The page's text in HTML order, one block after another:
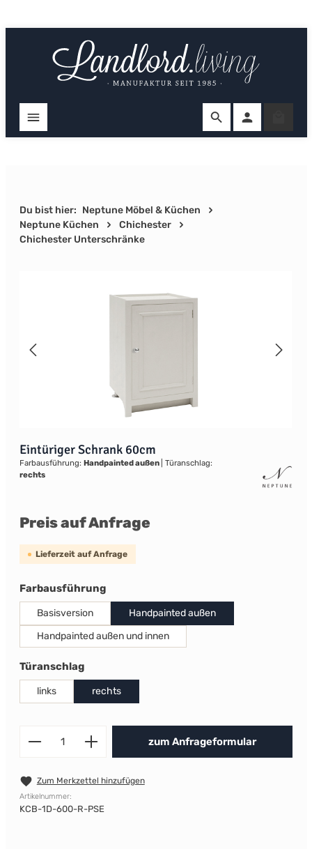
Du bist hier: Neptune Möbel & Küchen
Neptune Küchen
Chichester
Chichester Unterschränke
Eintüriger Schrank 60cm
Farbausführung: Handpainted außen Türanschlag:
rechts
Preis auf Anfrage
Lieferzeit auf Anfrage
Farbausführungauswählen
Basisversion
Handpainted außen
Handpainted außen und innen
Türanschlagauswählen
links rechts
Produkt Anzahl: Gib den
zum Anfrageformular
Zum Merkzettel hinzufügen
Artikelnummer:
KCB-1D-600-R-PSE